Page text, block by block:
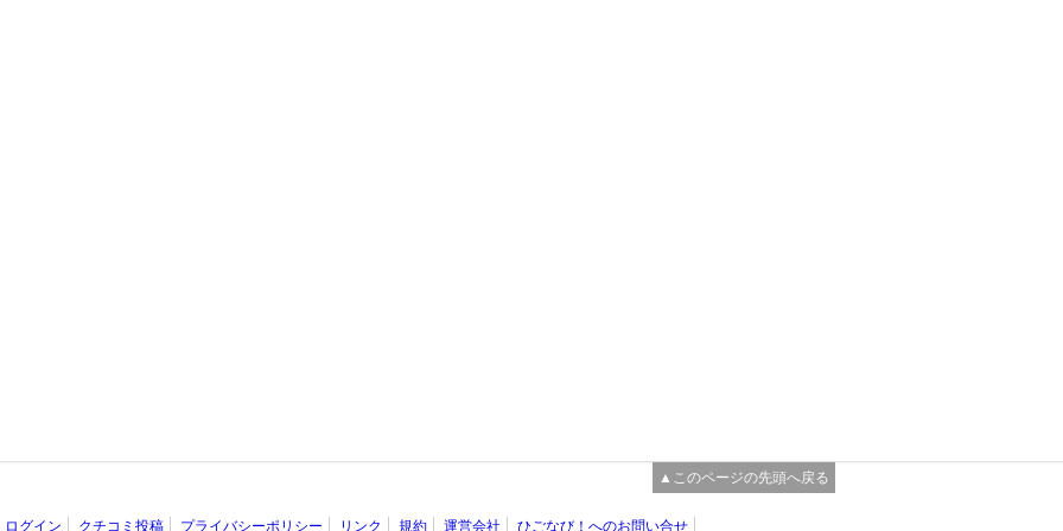
▲このページの先頭へ戻る
ログイン クチコミ投稿 プライバシーポリシー リンク 規約 運営会社 ひごなび！へのお問い合せ